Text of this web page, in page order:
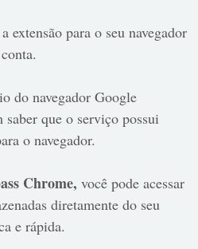
extensão para o seu navegador
do navegador Google
que o serviço possui
o navegador.
Chrome, você pode acessar
diretamente do seu
e rápida.